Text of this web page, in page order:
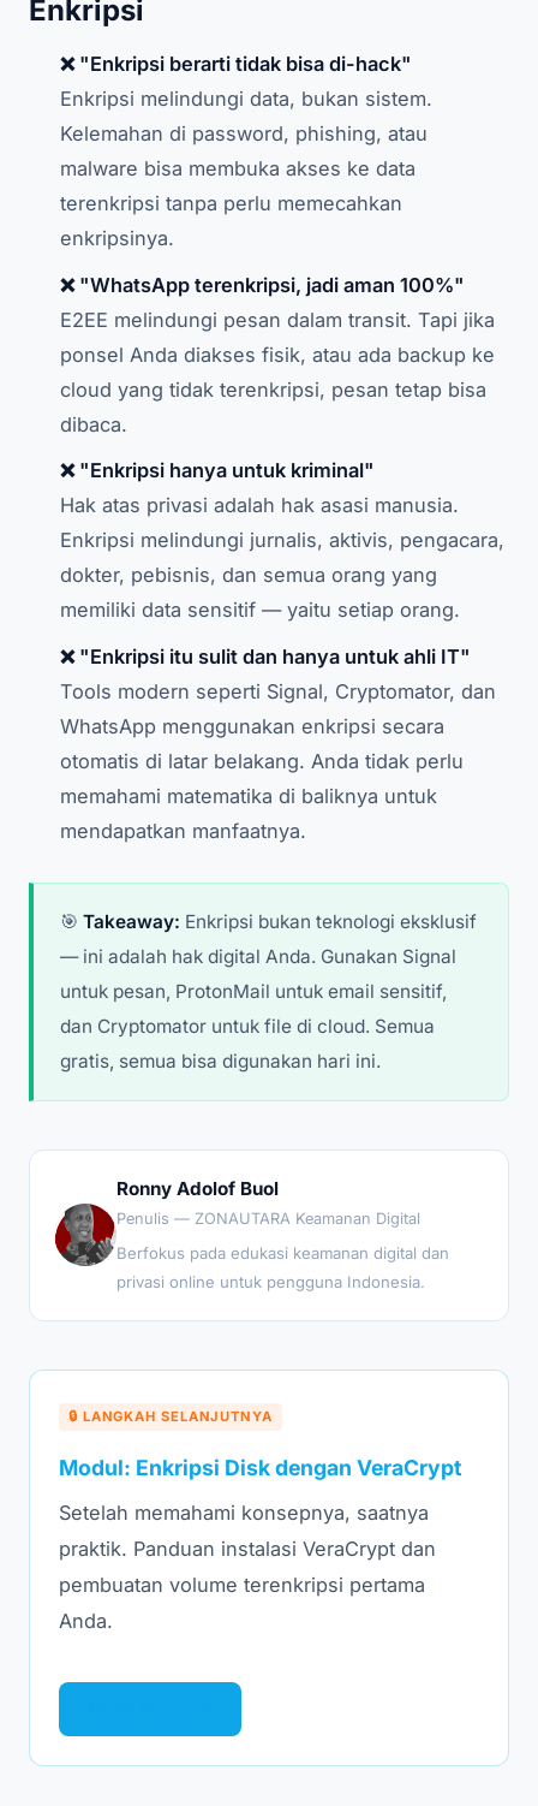
Enkripsi
❌ "Enkripsi berarti tidak bisa di-hack"
Enkripsi melindungi data, bukan sistem.
Kelemahan di password, phishing, atau
malware bisa membuka akses ke data
terenkripsi tanpa perlu memecahkan
enkripsinya.
❌ "WhatsApp terenkripsi, jadi aman 100%"
E2EE melindungi pesan dalam transit. Tapi jika
ponsel Anda diakses fisik, atau ada backup ke
cloud yang tidak terenkripsi, pesan tetap bisa
dibaca.
❌ "Enkripsi hanya untuk kriminal"
Hak atas privasi adalah hak asasi manusia.
Enkripsi melindungi jurnalis, aktivis, pengacara,
dokter, pebisnis, dan semua orang yang
memiliki data sensitif — yaitu setiap orang.
❌ "Enkripsi itu sulit dan hanya untuk ahli IT"
Tools modern seperti Signal, Cryptomator, dan
WhatsApp menggunakan enkripsi secara
otomatis di latar belakang. Anda tidak perlu
memahami matematika di baliknya untuk
mendapatkan manfaatnya.
🎯Takeaway: Enkripsi bukan teknologi eksklusif
— ini adalah hak digital Anda. Gunakan Signal
untuk pesan, ProtonMail untuk email sensitif,
dan Cryptomator untuk file di cloud. Semua
gratis, semua bisa digunakan hari ini.
Ronny Adolof Buol
Penulis — ZONAUTARA Keamanan Digital
Berfokus pada edukasi keamanan digital dan
privasi online untuk pengguna Indonesia.
🔒 LANGKAH SELANJUTNYA
Modul: Enkripsi Disk dengan VeraCrypt
Setelah memahami konsepnya, saatnya
praktik. Panduan instalasi VeraCrypt dan
pembuatan volume terenkripsi pertama
Anda.